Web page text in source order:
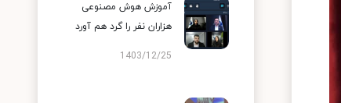
آموزش هوش مصنوعی
هزاران نفر را گرد هم آورد
1403/12/25